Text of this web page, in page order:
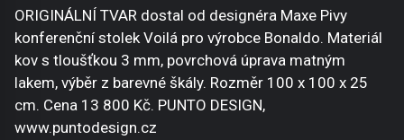
ORIGINÁLNÍ TVAR dostal od designéra Maxe Pivy
konferenční stolek Voilá pro výrobce Bonaldo. Materiál
kov s tloušťkou 3 mm, povrchová úprava matným
lakem, výběr z barevné škály. Rozměr 100 x 100 x 25
cm. Cena 13 800 Kč. PUNTO DESIGN,
www.puntodesign.cz